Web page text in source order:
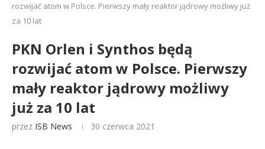
rozwijać atom w Polsce. Pierwszy mały reaktor jądrowy możliwy już
za 10 lat
PKN Orlen i Synthos będą
rozwijać atom w Polsce. Pierwszy
mały reaktor jądrowy możliwy
już za 10 lat
przez ISB News 30 czerwca 2021